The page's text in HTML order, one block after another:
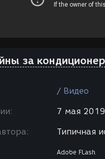
за кондиционер
/ Видео
7 мая
Типичная
Adobe FLash